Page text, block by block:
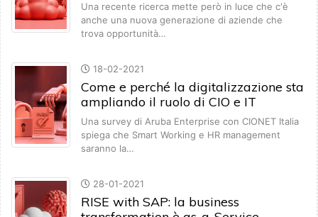
Una recente ricerca mette però in luce che c'è
anche una nuova generazione di aziende che
trova opportunità…
18-02-2021
Come e perché la digitalizzazione sta
ampliando il ruolo di CIO e IT
Una survey di Aruba Enterprise con CIONET Italia
spiega che Smart Working e HR management
saranno la…
28-01-2021
RISE with SAP: la business